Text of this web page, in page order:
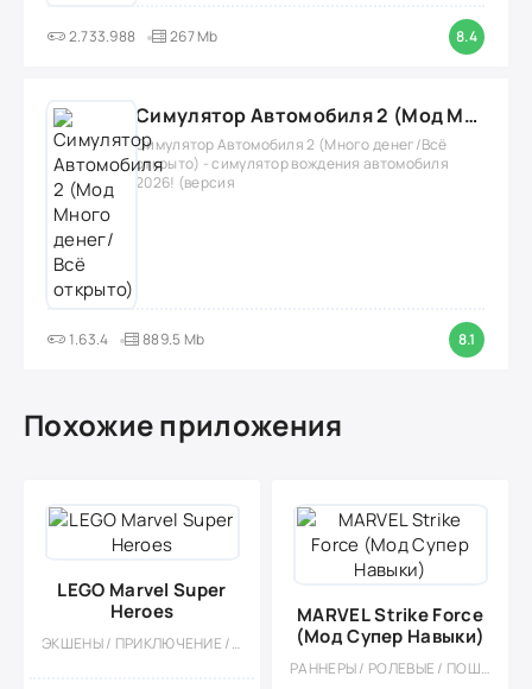
2.733.988 267 Mb 8.4
Симулятор Автомобиля 2 (Мод Много денег/Всё открыто)
Симулятор Автомобиля 2 (Много денег/Всё
открыто) - симулятор вождения автомобиля
2026! (версия
1.63.4 889.5 Mb 8.1
Похожие приложения
LEGO Marvel Super
Heroes
ЭКШЕНЫ / ПРИКЛЮЧЕНИЕ / ПЛАТНАЯ / КАЗУАЛЬНЫЕ / ОДНОПОЛЬЗОВАТЕЛЬСКИЕ / СТИЛИЗАЦИЯ / ОФЛАЙН / БОЛЬШАЯ / СУПЕРГЕРОИ / КОМИКСЫ / МОД / АРКАДЫ / ПЛАТФОРМЕРЫ / ГОЛОВОЛОМКИ
MARVEL Strike Force
(Мод Супер Навыки)
РАННЕРЫ / РОЛЕВЫЕ / ПОШАГОВЫЕ / ОДНОПОЛЬЗОВАТЕЛЬСКИЕ / СТИЛИЗАЦИЯ / МОД / КОМИКСЫ / СУПЕРГЕРОИ / ТАКТИЧЕСКИЕ